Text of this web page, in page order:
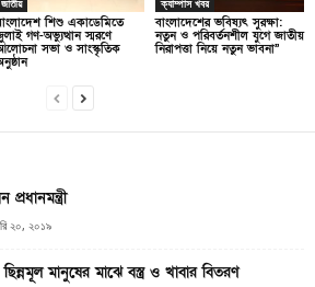
শিশু একাডেমিতে
গণ-অভ্যুত্থান স্মরণে
সভা ও সাংস্কৃতিক
বাংলাদেশের ভবিষ্যৎ সুরক্ষা:
নতুন ও পরিবর্তনশীল যুগে জাতীয়
নিরাপত্তা নিয়ে নতুন ভাবনা”
২০, ২০১৯
মানুষের মাঝে বস্ত্র ও খাবার বিতরণ